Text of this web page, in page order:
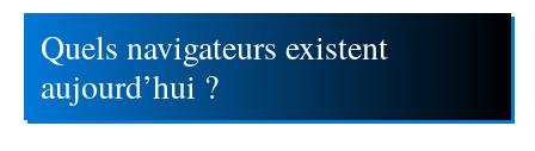
Quels navigateurs existent
aujourd’hui ?